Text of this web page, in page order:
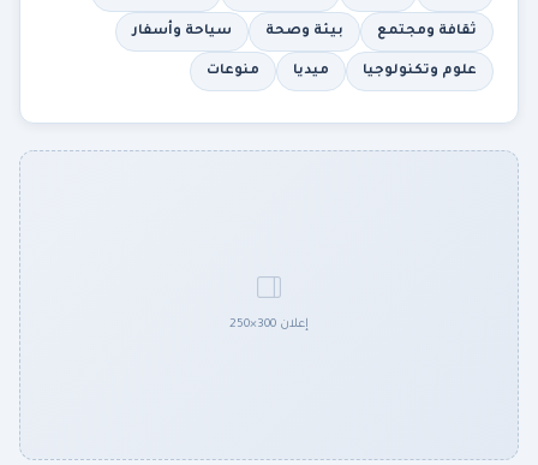
ثقافة ومجتمع بيئة وصحة سياحة وأسفار
علوم وتكنولوجيا ميديا منوعات
إعلان 300×250